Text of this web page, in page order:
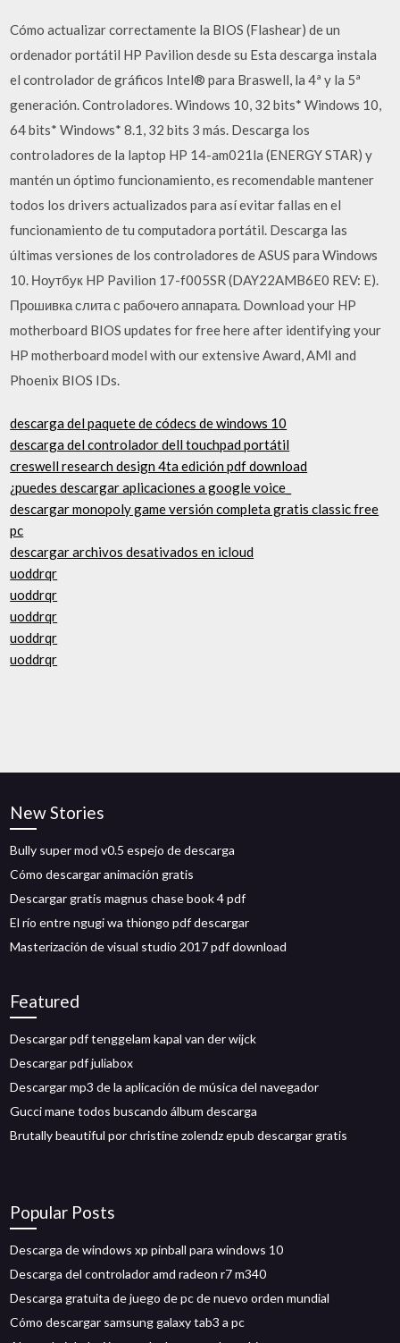
Cómo actualizar correctamente la BIOS (Flashear) de un
ordenador portátil HP Pavilion desde su Esta descarga instala
el controlador de gráficos Intel® para Braswell, la 4ª y la 5ª
generación. Controladores. Windows 10, 32 bits* Windows 10,
64 bits* Windows* 8.1, 32 bits 3 más. Descarga los
controladores de la laptop HP 14-am021la (ENERGY STAR) y
mantén un óptimo funcionamiento, es recomendable mantener
todos los drivers actualizados para así evitar fallas en el
funcionamiento de tu computadora portátil. Descarga las
últimas versiones de los controladores de ASUS para Windows
10. Ноутбук HP Pavilion 17-f005SR (DAY22AMB6E0 REV: E).
Прошивка слита с рабочего аппарата. Download your HP
motherboard BIOS updates for free here after identifying your
HP motherboard model with our extensive Award, AMI and
Phoenix BIOS IDs.
descarga del paquete de códecs de windows 10
descarga del controlador dell touchpad portátil
creswell research design 4ta edición pdf download
¿puedes descargar aplicaciones a google voice_
descargar monopoly game versión completa gratis classic free
pc
descargar archivos desativados en icloud
uoddrqr
uoddrqr
uoddrqr
uoddrqr
uoddrqr
New Stories
Bully super mod v0.5 espejo de descarga
Cómo descargar animación gratis
Descargar gratis magnus chase book 4 pdf
El río entre ngugi wa thiongo pdf descargar
Masterización de visual studio 2017 pdf download
Featured
Descargar pdf tenggelam kapal van der wijck
Descargar pdf juliabox
Descargar mp3 de la aplicación de música del navegador
Gucci mane todos buscando álbum descarga
Brutally beautiful por christine zolendz epub descargar gratis
Popular Posts
Descarga de windows xp pinball para windows 10
Descarga del controlador amd radeon r7 m340
Descarga gratuita de juego de pc de nuevo orden mundial
Cómo descargar samsung galaxy tab3 a pc